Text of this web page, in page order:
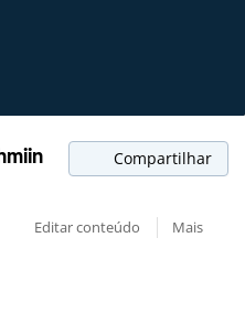
Compartilhar
Editar conteúdo
Mais